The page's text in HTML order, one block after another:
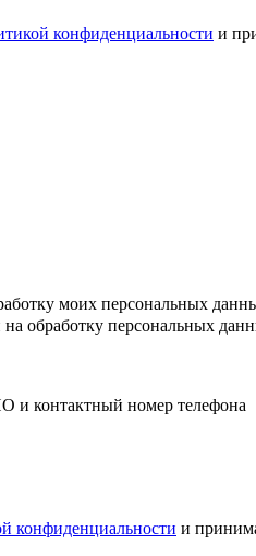
конфиденциальности и
моих персональных
обработку персональных
и контактный номер телефона
конфиденциальности и